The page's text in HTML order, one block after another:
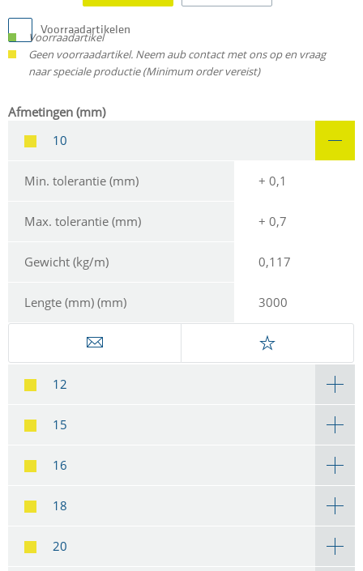
Voorraadartikelen
Voorraadartikel
Geen voorraadartikel. Neem aub contact met ons op en vraag
naar speciale productie (Minimum order vereist)
Afmetingen (mm)
10
Min. tolerantie (mm) + 0,1
Max. tolerantie (mm) + 0,7
Gewicht (kg/m) 0,117
Lengte (mm) (mm) 3000
12
15
16
18
20